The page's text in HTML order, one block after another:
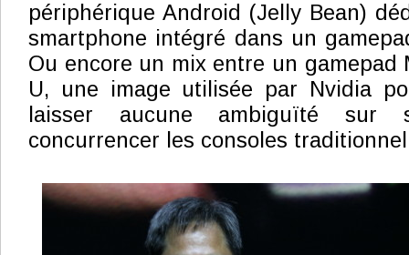
périphérique Android (Jelly Bean)
smartphone intégré dans un
Ou encore un mix entre un gamepad
U, une image utilisée par Nvidia
laisser aucune ambiguïté sur
concurrencer les consoles